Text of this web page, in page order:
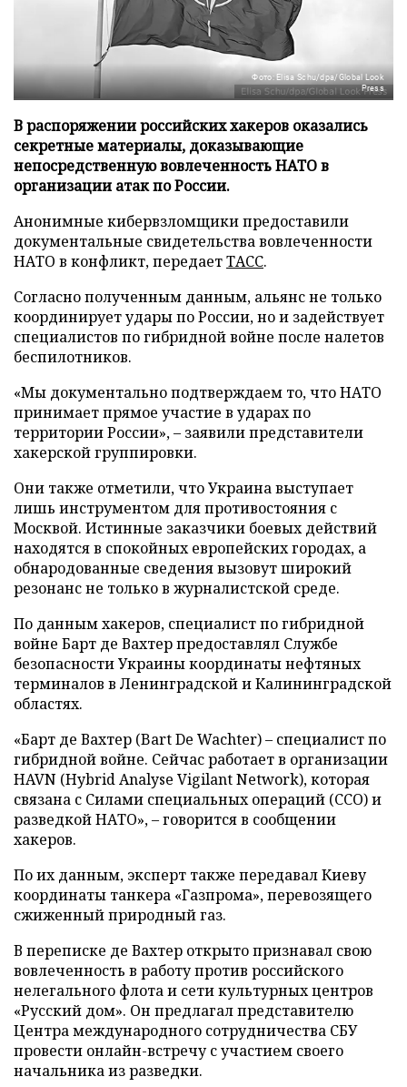
Фото: Elisa Schu/dpa/Global Look
Press
В распоряжении российских хакеров оказались
секретные материалы, доказывающие
непосредственную вовлеченность НАТО в
организации атак по России.
Анонимные кибервзломщики предоставили
документальные свидетельства вовлеченности
НАТО в конфликт, передаетТАСС.
Согласно полученным данным, альянс не только
координирует удары по России, но и задействует
специалистов по гибридной войне после налетов
беспилотников.
«Мы документально подтверждаем то, что НАТО
принимает прямое участие в ударах по
территории России», – заявили представители
хакерской группировки.
Они также отметили, что Украина выступает
лишь инструментом для противостояния с
Москвой. Истинные заказчики боевых действий
находятся в спокойных европейских городах, а
обнародованные сведения вызовут широкий
резонанс не только в журналистской среде.
По данным хакеров, специалист по гибридной
войне Барт де Вахтер предоставлял Службе
безопасности Украины координаты нефтяных
терминалов в Ленинградской и Калининградской
областях.
«Барт де Вахтер (Bart De Wachter) – специалист по
гибридной войне. Сейчас работает в организации
HAVN (Hybrid Analyse Vigilant Network), которая
связана с Силами специальных операций (ССО) и
разведкой НАТО», – говорится в сообщении
хакеров.
По их данным, эксперт также передавал Киеву
координаты танкера «Газпрома», перевозящего
сжиженный природный газ.
В переписке де Вахтер открыто признавал свою
вовлеченность в работу против российского
нелегального флота и сети культурных центров
«Русский дом». Он предлагал представителю
Центра международного сотрудничества СБУ
провести онлайн-встречу с участием своего
начальника из разведки.